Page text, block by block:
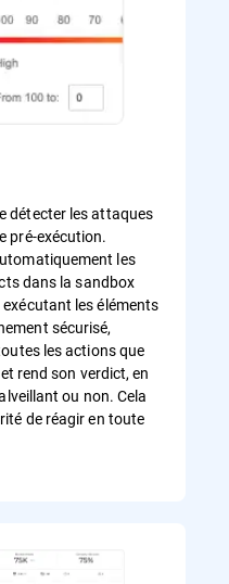
détecter les attaques
pré-exécution.
les
dans la sandbox
les éléments
sécurisé,
les actions que
rend son verdict, en
ou non. Cela
de réagir en toute